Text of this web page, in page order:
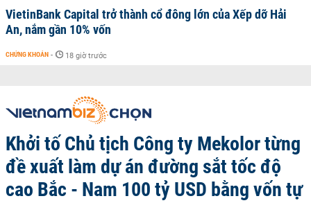
VietinBank Capital trở thành cổ đông lớn của Xếp dỡ Hải
An, nắm gần 10% vốn
CHỨNG KHOÁN - 18 giờ trước
Khởi tố Chủ tịch Công ty Mekolor từng
đề xuất làm dự án đường sắt tốc độ
cao Bắc - Nam 100 tỷ USD bằng vốn tự